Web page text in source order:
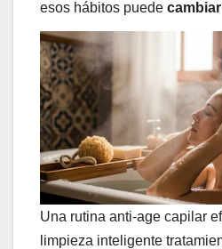
esos hábitos puede
Una rutina anti-age capilar
limpieza inteligente